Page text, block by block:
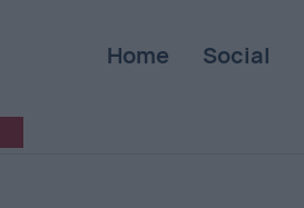
Home Social